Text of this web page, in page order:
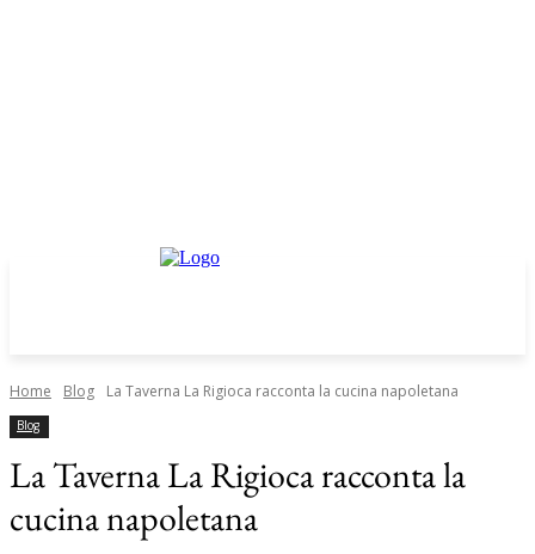
Home Blog La Taverna La Rigioca racconta la cucina napoletana
Blog
La Taverna La Rigioca racconta la
cucina napoletana